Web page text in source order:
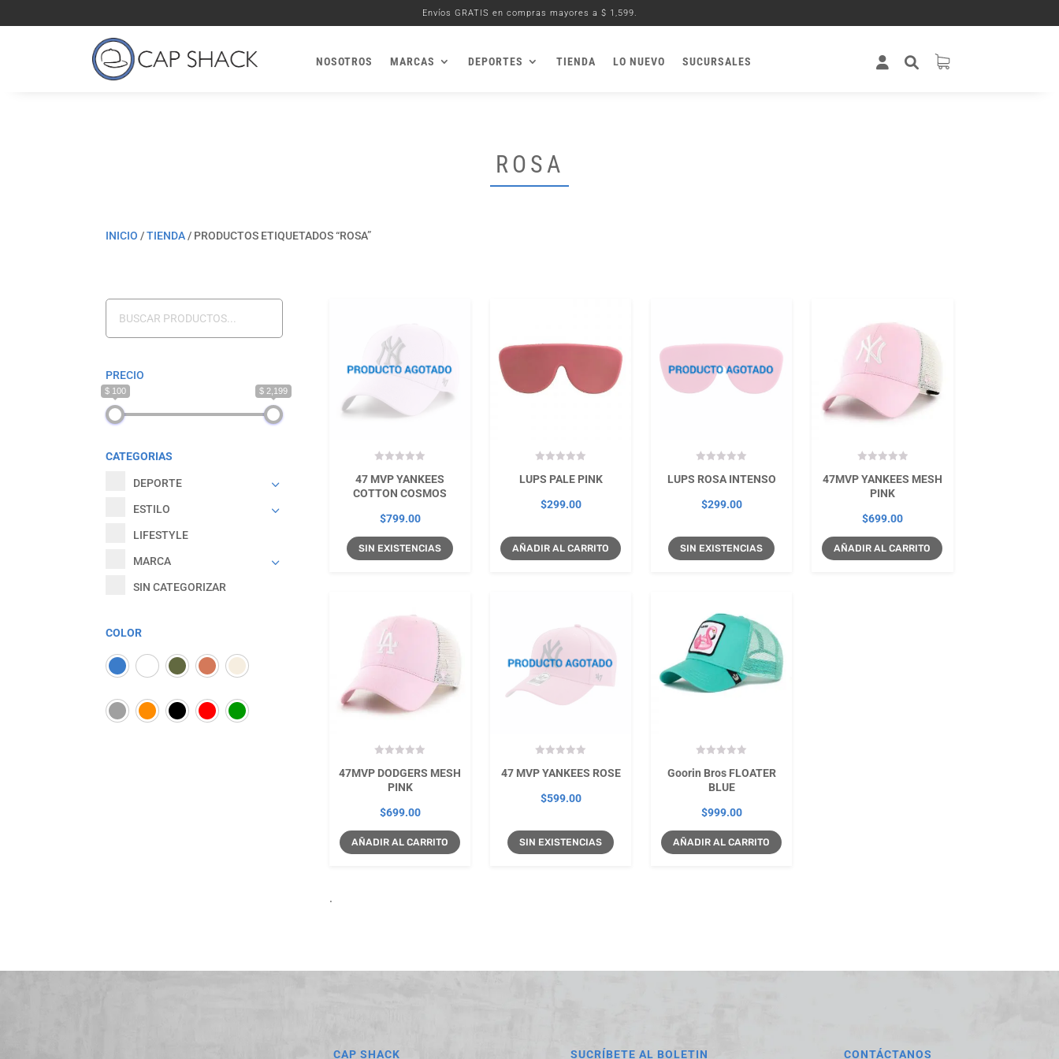
Envíos GRATIS en compras mayores a $ 1,599.
NOSOTROS MARCAS DEPORTES TIENDA LO NUEVO SUCURSALES
ROSA
INICIO /TIENDA / PRODUCTOS ETIQUETADOS “ROSA”
PRECIO
$ 100 $ 2,199
CATEGORIAS
DEPORTE
ESTILO
LIFESTYLE
MARCA
SIN CATEGORIZAR
COLOR
47 MVP YANKEES
COTTON COSMOS
$799.00
SIN EXISTENCIAS
LUPS PALE PINK
$299.00
AÑADIR AL CARRITO
LUPS ROSA INTENSO
$299.00
SIN EXISTENCIAS
47MVP YANKEES MESH
PINK
$699.00
AÑADIR AL CARRITO
47MVP DODGERS MESH
PINK
$699.00
AÑADIR AL CARRITO
47 MVP YANKEES ROSE
$599.00
SIN EXISTENCIAS
Goorin Bros FLOATER
BLUE
$999.00
AÑADIR AL CARRITO
.
CAP SHACK SUCRÍBETE AL BOLETIN CONTÁCTANOS